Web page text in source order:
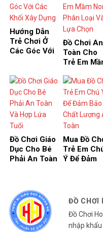
Hướng Dẫn
Trẻ Chơi Ở
Các Góc Với
Đồ Chơi An
Toàn Cho
Trẻ Em
Loại Và
Chọn
Đồ Chơi Giáo
Dục Cho Bé
Phải An Toàn
Mua Đồ
Trẻ Em
Ý Để Đảm
ĐỒ CHƠI
Đồ Chơi
nhập